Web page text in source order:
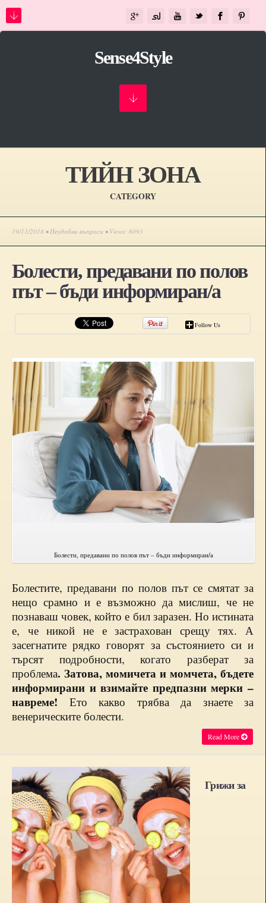
Sense4Style
ТИЙН ЗОНА
CATEGORY
19/11/2018 •Неудобни въпроси • Views: 6093
Болести, предавани по полов
път – бъди информиран/а
Follow Us
Болести, предавани по полов път – бъди информиран/а
Болестите, предавани по полов път се смятат за
нещо срамно и е възможно да мислиш, че не
познаваш човек, който е бил заразен. Но истината
е, че никой не е застрахован срещу тях. А
засегнатите рядко говорят за състоянието си и
търсят подробности, когато разберат за
проблема. Затова, момичета и момчета, бъдете
информирани и взимайте предпазни мерки –
навреме! Ето какво трябва да знаете за
венерическите болести.
Read More
Грижи за